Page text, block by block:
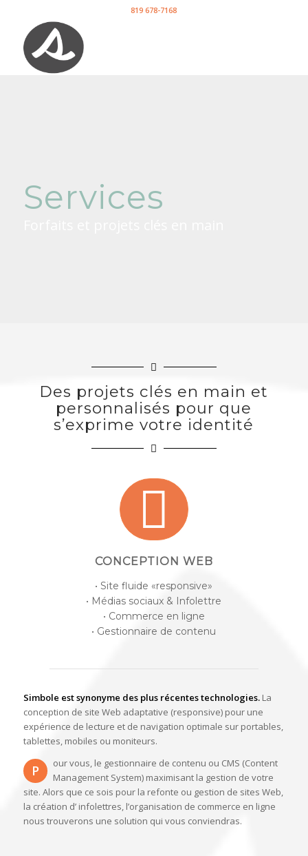
819 678-7168
Services
Des projets clés en main et
personnalisés pour que
s’exprime votre identité
CONCEPTION WEB
• Site fluide «responsive»
• Médias sociaux & Infolettre
• Commerce en ligne
• Gestionnaire de contenu
Simbole est synonyme des plus récentes technologies.La
conception de site Web adaptative (responsive) pour une
expérience de lecture et de navigation optimale sur portables,
tablettes, mobiles ou moniteurs.
P
our vous, le gestionnaire de contenu ou CMS (Content
Management System) maximisant la gestion de votre
site. Alors que ce sois pour la refonte ou gestion de sites Web,
la création d’ infolettres, l’organisation de commerce en ligne
nous trouverons une solution qui vous conviendras.